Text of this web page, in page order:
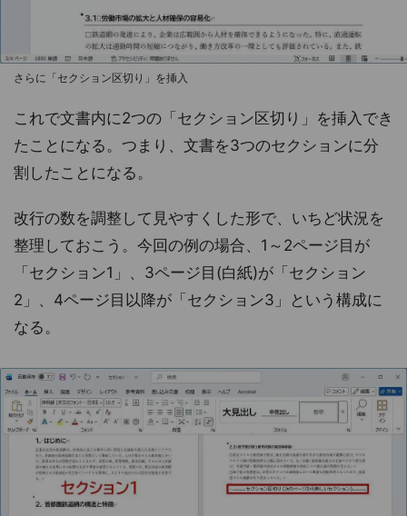
さらに「セクション区切り」を挿入
これで文書内に2つの「セクション区切り」を挿入でき
たことになる。つまり、文書を3つのセクションに分
割したことになる。
改行の数を調整して見やすくした形で、いちど状況を
整理しておこう。今回の例の場合、1～2ページ目が
「セクション1」、3ページ目(白紙)が「セクション
2」、4ページ目以降が「セクション3」という構成に
なる。